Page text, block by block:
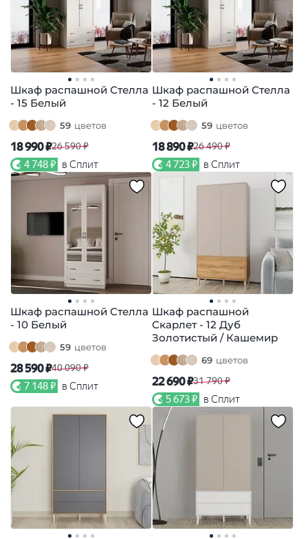
Шкаф распашной Стелла
- 15 Белый
59 цветов
18 990 ₽26 590 ₽
4 748 ₽ в Сплит
Шкаф распашной Стелла
- 12 Белый
59 цветов
18 890 ₽26 490 ₽
4 723 ₽ в Сплит
Шкаф распашной Стелла
- 10 Белый
59 цветов
28 590 ₽40 090 ₽
7 148 ₽ в Сплит
Шкаф распашной
Скарлет - 12 Дуб
Золотистый / Кашемир
69 цветов
22 690 ₽31 790 ₽
5 673 ₽ в Сплит